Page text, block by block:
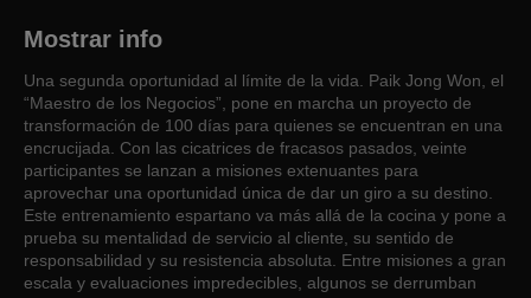
Mostrar info
Una segunda oportunidad al límite de la vida. Paik Jong Won, el
“Maestro de los Negocios”, pone en marcha un proyecto de
transformación de 100 días para quienes se encuentran en una
encrucijada. Con las cicatrices de fracasos pasados, veinte
participantes se lanzan a misiones extenuantes para
aprovechar una oportunidad única de dar un giro a su destino.
Este entrenamiento espartano va más allá de la cocina y pone a
prueba su mentalidad de servicio al cliente, su sentido de
responsabilidad y su resistencia absoluta. Entre misiones a gran
escala y evaluaciones impredecibles, algunos se derrumban